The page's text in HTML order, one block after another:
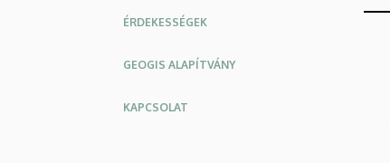
ÉRDEKESSÉGEK
GEOGIS ALAPÍTVÁNY
KAPCSOLAT